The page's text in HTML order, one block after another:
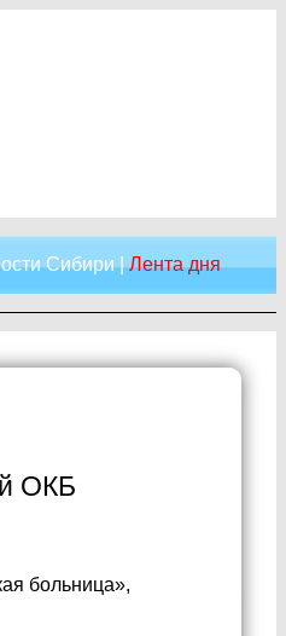
Сибири|Лента дня
ОКБ
больница»,